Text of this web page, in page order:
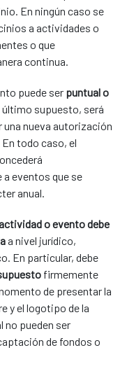
En ningún caso se
a actividades o
o que
continua.
puede ser puntual o
último supuesto, será
nueva autorización
todo caso, el
eventos que se
anual.
o evento debe
a nivel jurídico,
En particular, debe
firmemente
de presentar la
y el logotipo de la
no pueden ser
de fondos o